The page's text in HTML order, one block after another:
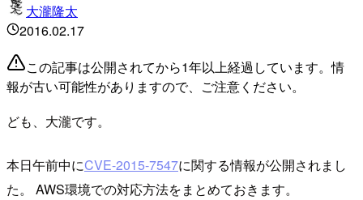
大瀧隆太
2016.02.17
この記事は公開されてから1年以上経過しています。情
報が古い可能性がありますので、ご注意ください。
ども、大瀧です。
本日午前中にCVE-2015-7547に関する情報が公開されまし
た。 AWS環境での対応方法をまとめておきます。